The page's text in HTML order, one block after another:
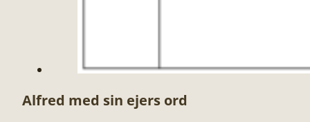
Alfred med sin ejers ord